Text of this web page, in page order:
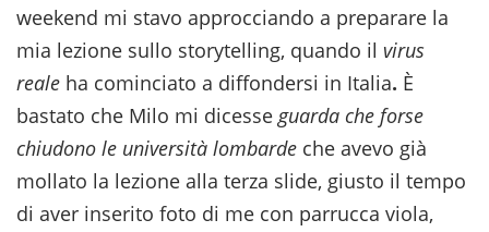
weekend mi stavo approcciando a preparare la
mia lezione sullo storytelling, quando il virus
reale ha cominciato a diffondersi in Italia. È
bastato che Milo mi dicesseguarda che forse
chiudono le università lombarde che avevo già
mollato la lezione alla terza slide, giusto il tempo
di aver inserito foto di me con parrucca viola,